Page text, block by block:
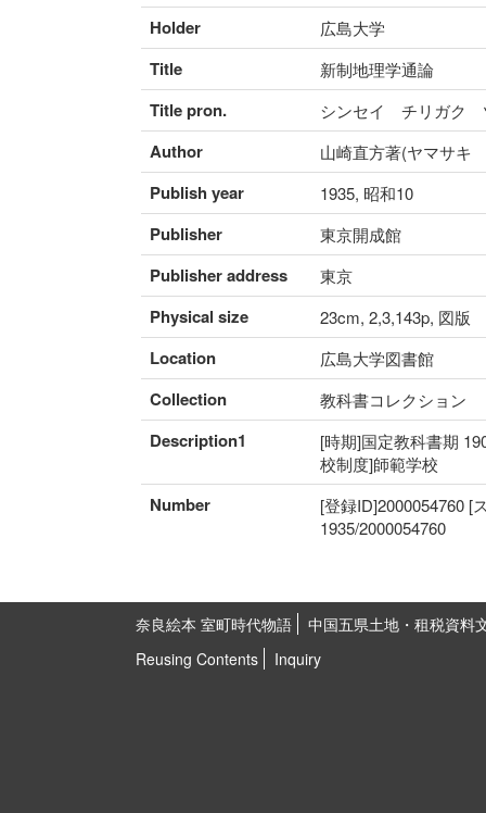
Holder 広島大学
Title 新制地理学通論
Title pron. シンセイ チリガク
Author 山崎直方著(ヤマサキ
Publish year 1935, 昭和10
Publisher 東京開成館
Publisher address 東京
Physical size 23cm, 2,3,143p, 図版
Location 広島大学図書館
Collection 教科書コレクション
Description1
[時期]国定教科書期
校制度]師範学校
Number
[登録ID]2000054760 [
1935/2000054760
奈良絵本 室町時代物語
中国五県土地・租税資料
Reusing Contents
Inquiry